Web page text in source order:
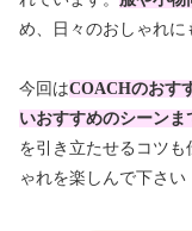
め、日々のおしゃれに
今回はCOACHのおす
いおすすめのシーンま
を引き立たせるコツも
ゃれを楽しんで下さい